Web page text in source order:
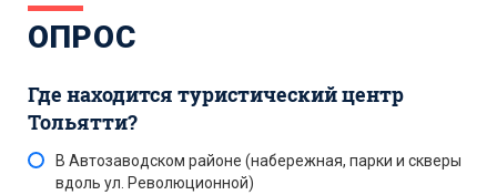
ОПРОС
Где находится туристический центр
Тольятти?
В Автозаводском районе (набережная, парки и скверы
вдоль ул. Революционной)